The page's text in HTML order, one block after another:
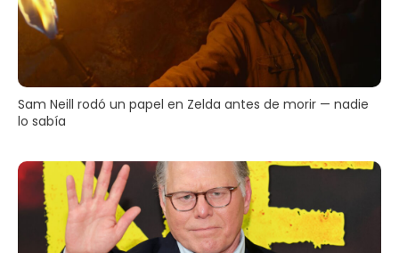
Sam Neill rodó un papel en Zelda antes de morir — nadie
lo sabía